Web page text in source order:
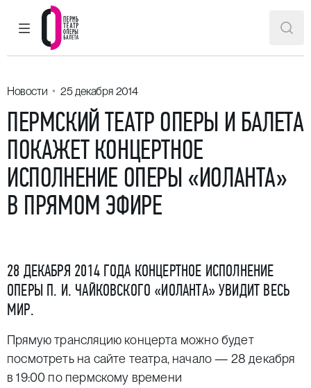
ГЛАВНОЕ МЕНЮ
Пермский театр оперы и балета
Новости 25 декабря 2014
ПЕРМСКИЙ ТЕАТР ОПЕРЫ И БАЛЕТА
ПОКАЖЕТ КОНЦЕРТНОЕ
ИСПОЛНЕНИЕ ОПЕРЫ «ИОЛАНТА»
В ПРЯМОМ ЭФИРЕ
28 ДЕКАБРЯ 2014 ГОДА КОНЦЕРТНОЕ ИСПОЛНЕНИЕ
ОПЕРЫ П. И. ЧАЙКОВСКОГО «ИОЛАНТА» УВИДИТ ВЕСЬ
МИР.
Прямую трансляцию концерта можно будет
посмотреть на сайте театра, начало — 28 декабря
в 19:00 по пермскому времени